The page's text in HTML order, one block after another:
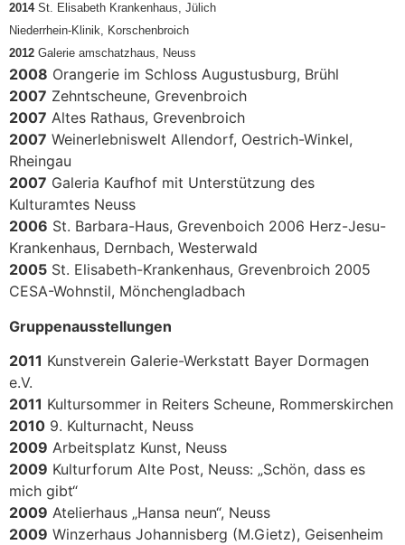
2014St. Elisabeth Krankenhaus, Jülich
Niederrhein-Klinik, Korschenbroich
2012 Galerie amschatzhaus, Neuss
2008 Orangerie im Schloss Augustusburg, Brühl
2007 Zehntscheune, Grevenbroich
2007 Altes Rathaus, Grevenbroich
2007 Weinerlebniswelt Allendorf, Oestrich-Winkel,
Rheingau
2007 Galeria Kaufhof mit Unterstützung des
Kulturamtes Neuss
2006 St. Barbara-Haus, Grevenboich 2006 Herz-Jesu-
Krankenhaus, Dernbach, Westerwald
2005 St. Elisabeth-Krankenhaus, Grevenbroich 2005
CESA-Wohnstil, Mönchengladbach
Gruppenausstellungen
2011 Kunstverein Galerie-Werkstatt Bayer Dormagen
e.V.
2011 Kultursommer in Reiters Scheune, Rommerskirchen
2010 9. Kulturnacht, Neuss
2009 Arbeitsplatz Kunst, Neuss
2009 Kulturforum Alte Post, Neuss: „Schön, dass es
mich gibt“
2009 Atelierhaus „Hansa neun“, Neuss
2009 Winzerhaus Johannisberg (M.Gietz), Geisenheim